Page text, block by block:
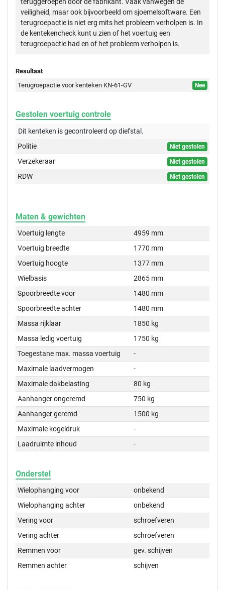
veiligheid, maar ook bijvoorbeeld om sjoemelsoftware. Een
terugroepactie is niet erg mits het probleem verholpen is. In
de kentekencheck kunt u zien of het voertuig een
terugroepactie had en of het probleem verholpen is.
Resultaat
Terugroepactie voor kenteken KN-61-GV
Nee
Gestolen voertuig controle
Dit kenteken is gecontroleerd opdiefstal.
Politie
Niet gestolen
Verzekeraar Niet gestolen
RDW Niet gestolen
Maten & gewichten
Voertuig lengte
4959 mm
Voertuig breedte
1770 mm
Voertuig hoogte
1377 mm
Wielbasis
2865 mm
Spoorbreedte voor
1480 mm
Spoorbreedte achter
1480 mm
Massa rijklaar
1850 kg
Massa ledig voertuig
1750 kg
Toegestane max. massa voertuig
-
Maximale laadvermogen
-
Maximale dakbelasting
80 kg
Aanhanger ongeremd
750 kg
Aanhanger geremd
1500 kg
Maximale kogeldruk
-
Laadruimte inhoud
-
Onderstel
Wielophanging voor
onbekend
Wielophanging achter
onbekend
Vering voor
schroefveren
Vering achter
schroefveren
Remmen voor
gev. schijven
Remmen achter
schijven